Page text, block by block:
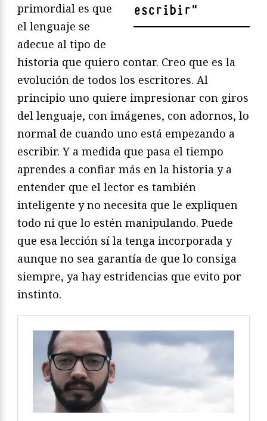
escribir"
primordial es que
el lenguaje se
adecue al tipo de
historia que quiero contar. Creo que es la
evolución de todos los escritores. Al
principio uno quiere impresionar con giros
del lenguaje, con imágenes, con adornos, lo
normal de cuando uno está empezando a
escribir. Y a medida que pasa el tiempo
aprendes a confiar más en la historia y a
entender que el lector es también
inteligente y no necesita que le expliquen
todo ni que lo estén manipulando. Puede
que esa lección sí la tenga incorporada y
aunque no sea garantía de que lo consiga
siempre, ya hay estridencias que evito por
instinto.